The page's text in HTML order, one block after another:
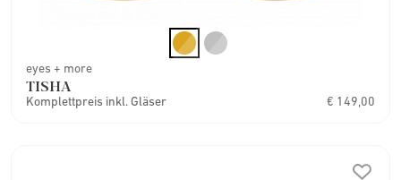
eyes + more
TISHA
Komplettpreis inkl. Gläser € 149,00